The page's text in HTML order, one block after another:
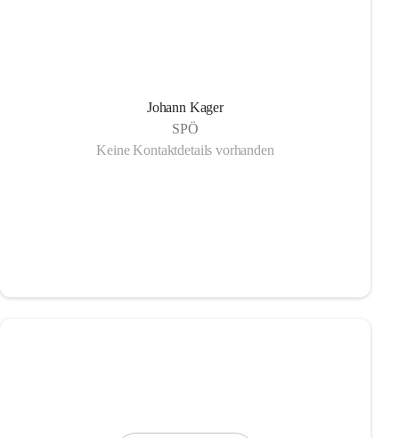
Johann Kager
SPÖ
Keine Kontaktdetails vorhanden